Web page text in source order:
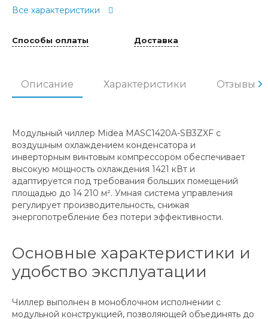
Все характеристики
Способы оплаты Доставка
Описание Характеристики Отзывы
Модульный чиллер Midea MASC1420A-SB3ZXF с
воздушным охлаждением конденсатора и
инверторным винтовым компрессором обеспечивает
высокую мощность охлаждения 1421 кВт и
адаптируется под требования больших помещений
площадью до 14 210 м². Умная система управления
регулирует производительность, снижая
энергопотребление без потери эффективности.
Основные характеристики и
удобство эксплуатации
Чиллер выполнен в моноблочном исполнении с
модульной конструкцией, позволяющей объединять до